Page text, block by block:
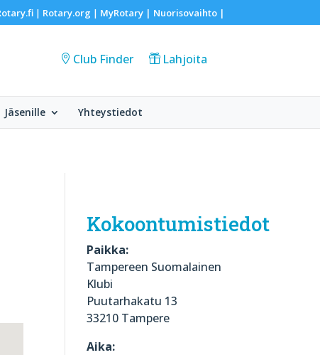
| Rotary.org | MyRotary | Nuorisovaihto|
Club Finder Lahjoita
Jäsenille Yhteystiedot
Kokoontumistiedot
Paikka:
Tampereen Suomalainen
Klubi
Puutarhakatu 13
33210 Tampere
Aika: